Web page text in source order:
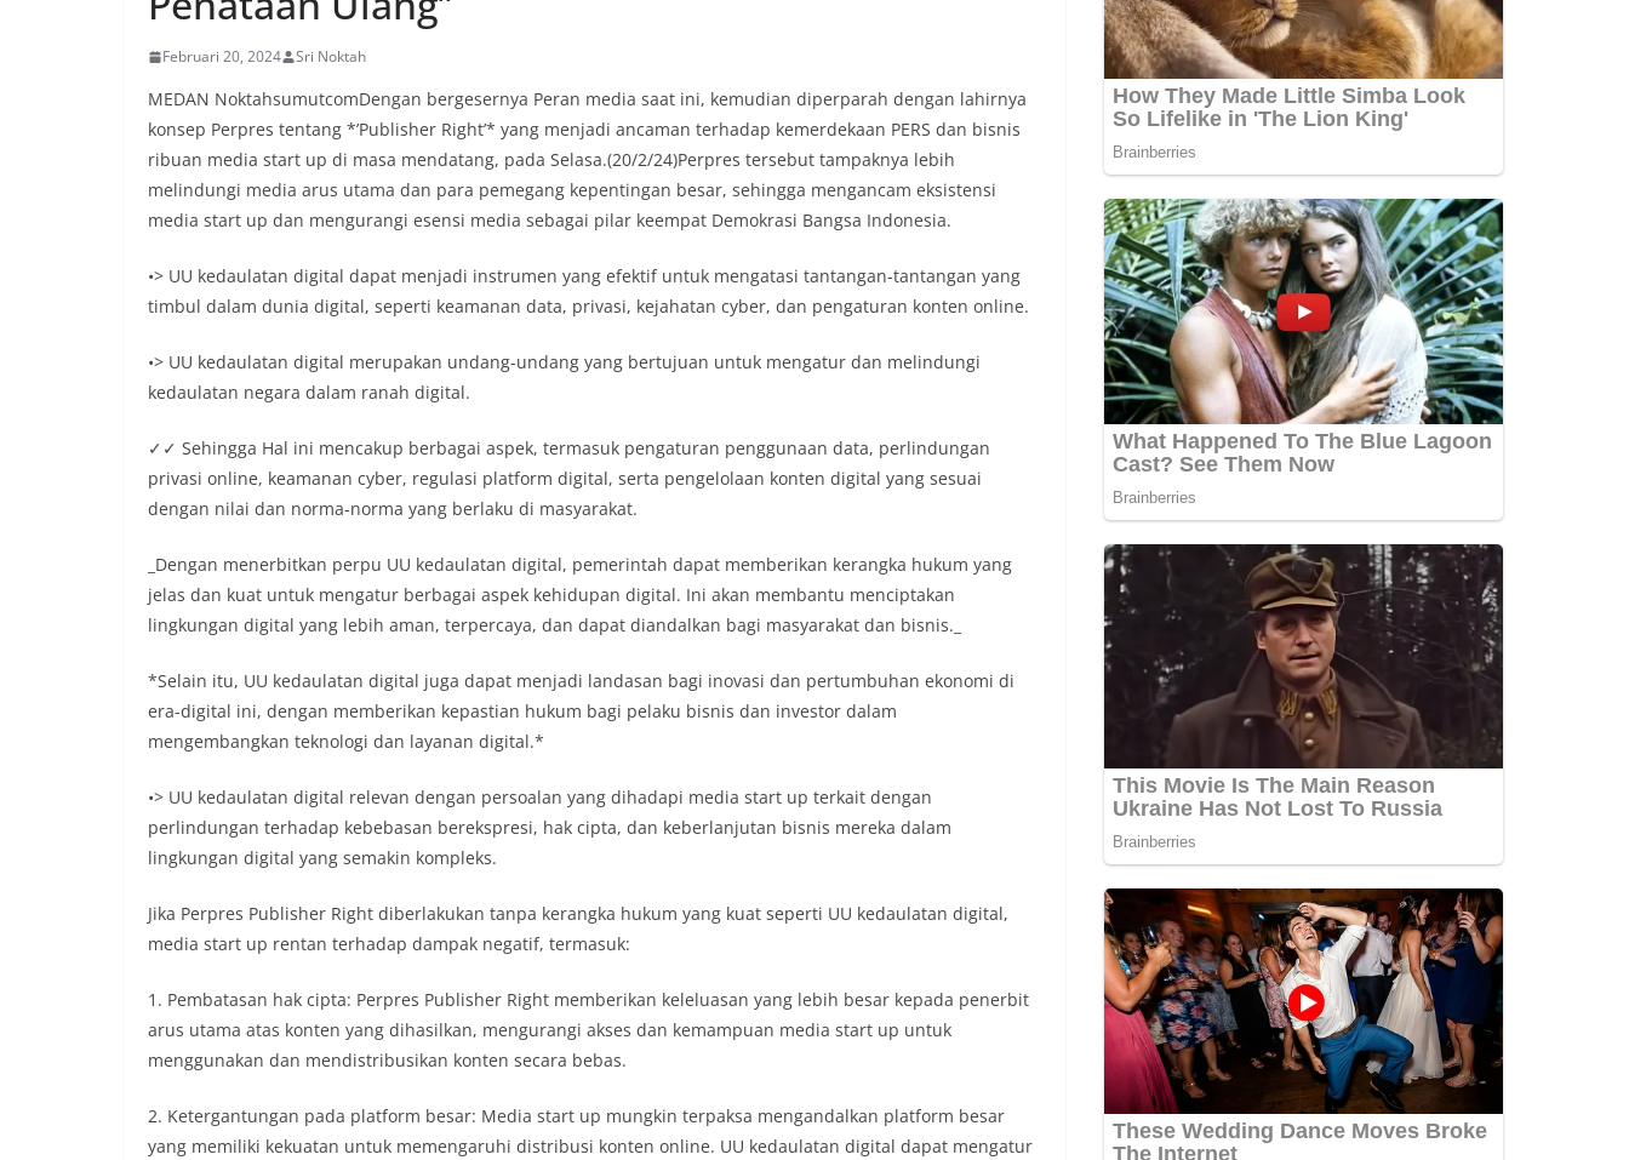
Februari 20, 2024 Sri Noktah
MEDAN NoktahsumutcomDengan bergesernya Peran media saat ini, kemudian diperparah dengan lahirnya
konsep Perpres tentang *’Publisher Right’* yang menjadi ancaman terhadap kemerdekaan PERS dan bisnis
ribuan media start up di masa mendatang, pada Selasa.(20/2/24)Perpres tersebut tampaknya lebih
melindungi media arus utama dan para pemegang kepentingan besar, sehingga mengancam eksistensi
media start up dan mengurangi esensi media sebagai pilar keempat Demokrasi Bangsa Indonesia.
•> UU kedaulatan digital dapat menjadi instrumen yang efektif untuk mengatasi tantangan-tantangan yang
timbul dalam dunia digital, seperti keamanan data, privasi, kejahatan cyber, dan pengaturan konten online.
•> UU kedaulatan digital merupakan undang-undang yang bertujuan untuk mengatur dan melindungi
kedaulatan negara dalam ranah digital.
✓✓ Sehingga Hal ini mencakup berbagai aspek, termasuk pengaturan penggunaan data, perlindungan
privasi online, keamanan cyber, regulasi platform digital, serta pengelolaan konten digital yang sesuai
dengan nilai dan norma-norma yang berlaku di masyarakat.
_Dengan menerbitkan perpu UU kedaulatan digital, pemerintah dapat memberikan kerangka hukum yang
jelas dan kuat untuk mengatur berbagai aspek kehidupan digital. Ini akan membantu menciptakan
lingkungan digital yang lebih aman, terpercaya, dan dapat diandalkan bagi masyarakat dan bisnis._
*Selain itu, UU kedaulatan digital juga dapat menjadi landasan bagi inovasi dan pertumbuhan ekonomi di
era-digital ini, dengan memberikan kepastian hukum bagi pelaku bisnis dan investor dalam
mengembangkan teknologi dan layanan digital.*
•> UU kedaulatan digital relevan dengan persoalan yang dihadapi media start up terkait dengan
perlindungan terhadap kebebasan berekspresi, hak cipta, dan keberlanjutan bisnis mereka dalam
lingkungan digital yang semakin kompleks.
Jika Perpres Publisher Right diberlakukan tanpa kerangka hukum yang kuat seperti UU kedaulatan digital,
media start up rentan terhadap dampak negatif, termasuk:
1. Pembatasan hak cipta: Perpres Publisher Right memberikan keleluasan yang lebih besar kepada penerbit
arus utama atas konten yang dihasilkan, mengurangi akses dan kemampuan media start up untuk
menggunakan dan mendistribusikan konten secara bebas.
2. Ketergantungan pada platform besar: Media start up mungkin terpaksa mengandalkan platform besar
yang memiliki kekuatan untuk memengaruhi distribusi konten online. UU kedaulatan digital dapat mengatur